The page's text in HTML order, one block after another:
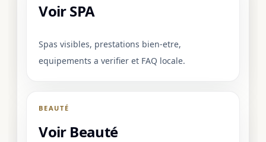
Voir SPA
Spas visibles, prestations bien-etre,
equipements a verifier et FAQ locale.
BEAUTÉ
Voir Beauté